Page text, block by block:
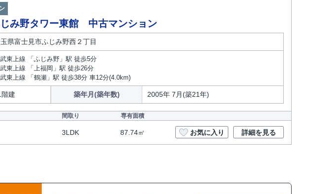
み野タワー東館 中古マンション
県富士見市ふじみ野西２丁目
東上線 「ふじみ野」駅 徒歩5分
東上線 「上福岡」駅 徒歩26分
東上線 「鶴瀬」駅 徒歩38分 車12分(4.0km)
建 築年月(築年数) 2005年 7月(築21年)
間取り 専有面積
3LDK 87.74㎡ お気に入り 詳細を見る